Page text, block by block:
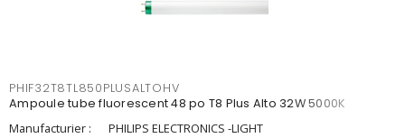
PHIF32T8TL850PLUSALTOHV
Ampoule tube fluorescent 48 po T8 Plus Alto 32W 5000K
Manufacturier :
PHILIPS ELECTRONICS -LIGHT